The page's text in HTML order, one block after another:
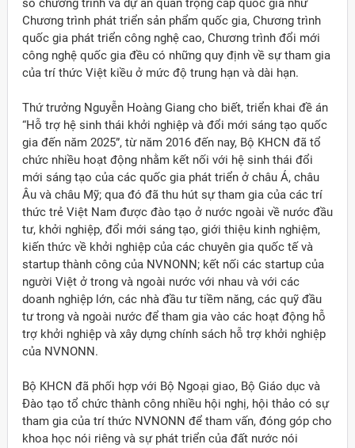
số chương trình và dự án quan trọng cấp quốc gia như
Chương trình phát triển sản phẩm quốc gia, Chương trình
quốc gia phát triển công nghệ cao, Chương trình đổi mới
công nghệ quốc gia đều có những quy định về sự tham gia
của trí thức Việt kiều ở mức độ trung hạn và dài hạn.
Thứ trưởng Nguyễn Hoàng Giang cho biết, triển khai đề án
“Hỗ trợ hệ sinh thái khởi nghiệp và đổi mới sáng tạo quốc
gia đến năm 2025”, từ năm 2016 đến nay, Bộ KHCN đã tổ
chức nhiều hoạt động nhằm kết nối với hệ sinh thái đổi
mới sáng tạo của các quốc gia phát triển ở châu Á, châu
Âu và châu Mỹ; qua đó đã thu hút sự tham gia của các trí
thức trẻ Việt Nam được đào tạo ở nước ngoài về nước đầu
tư, khởi nghiệp, đổi mới sáng tạo, giới thiệu kinh nghiệm,
kiến thức về khởi nghiệp của các chuyên gia quốc tế và
startup thành công của NVNONN; kết nối các startup của
người Việt ở trong và ngoài nước với nhau và với các
doanh nghiệp lớn, các nhà đầu tư tiềm năng, các quỹ đầu
tư trong và ngoài nước để tham gia vào các hoạt động hỗ
trợ khởi nghiệp và xây dựng chính sách hỗ trợ khởi nghiệp
của NVNONN.
Bộ KHCN đã phối hợp với Bộ Ngoại giao, Bộ Giáo dục và
Đào tạo tổ chức thành công nhiều hội nghị, hội thảo có sự
tham gia của trí thức NVNONN để tham vấn, đóng góp cho
khoa học nói riêng và sự phát triển của đất nước nói